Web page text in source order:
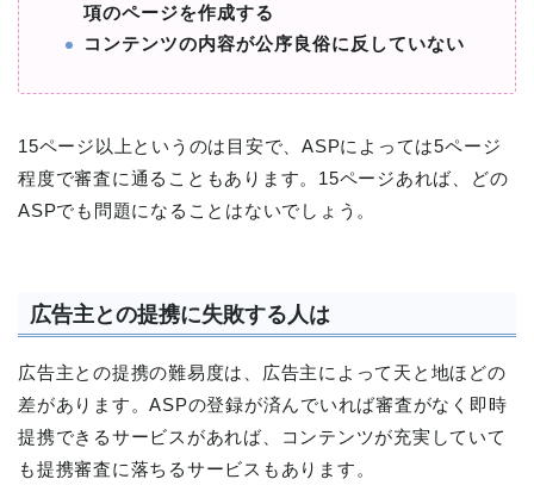
項のページを作成する
コンテンツの内容が公序良俗に反していない
15ページ以上というのは目安で、ASPによっては5ページ
程度で審査に通ることもあります。15ページあれば、どの
ASPでも問題になることはないでしょう。
広告主との提携に失敗する人は
広告主との提携の難易度は、広告主によって天と地ほどの
差があります。ASPの登録が済んでいれば審査がなく即時
提携できるサービスがあれば、コンテンツが充実していて
も提携審査に落ちるサービスもあります。